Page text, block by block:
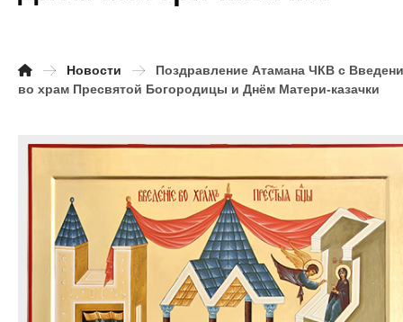
Новости
Поздравление Атамана ЧКВ с
во храм Пресвятой Богородицы и Днём Матери-казачки